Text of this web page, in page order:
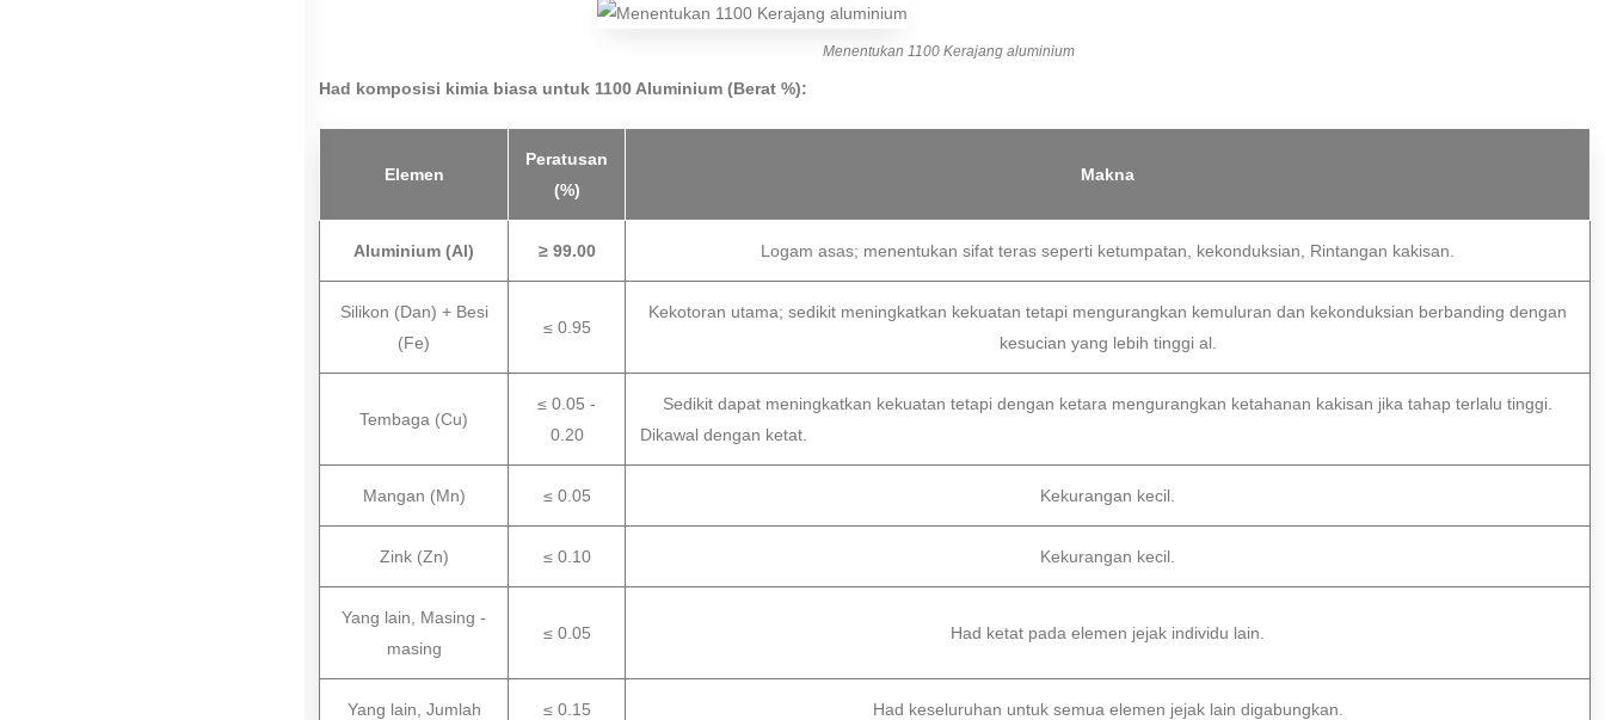
Menentukan 1100 Kerajang aluminium
Had komposisi kimia biasa untuk 1100 Aluminium (Berat %):
Elemen
Peratusan
(%)
Makna
Aluminium (Al) ≥ 99.00 Logam asas; menentukan sifat teras seperti ketumpatan, kekonduksian, Rintangan kakisan.
Silikon (Dan) + Besi
(Fe)
≤ 0.95
Kekotoran utama; sedikit meningkatkan kekuatan tetapi mengurangkan kemuluran dan kekonduksian berbanding dengan
kesucian yang lebih tinggi al.
Tembaga (Cu)
≤ 0.05 -
0.20
Sedikit dapat meningkatkan kekuatan tetapi dengan ketara mengurangkan ketahanan kakisan jika tahap terlalu tinggi.
Dikawal dengan ketat.
Mangan (Mn) ≤ 0.05 Kekurangan kecil.
Zink (Zn) ≤ 0.10 Kekurangan kecil.
Yang lain, Masing -
masing
≤ 0.05 Had ketat pada elemen jejak individu lain.
Yang lain, Jumlah ≤ 0.15 Had keseluruhan untuk semua elemen jejak lain digabungkan.